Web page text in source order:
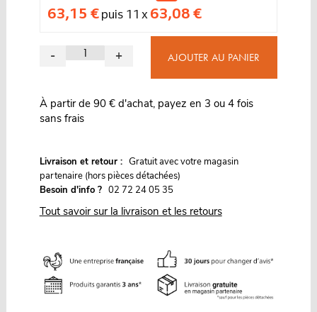
63,15 €puis 11 x 63,08 €
- + AJOUTER AU PANIER
À partir de 90 € d'achat, payez en 3 ou 4 fois
sans frais
Livraison et retour : Gratuit avec votre magasin
partenaire (hors pièces détachées)
Besoin d'info ? 02 72 24 05 35
Tout savoir sur la livraison et les retours